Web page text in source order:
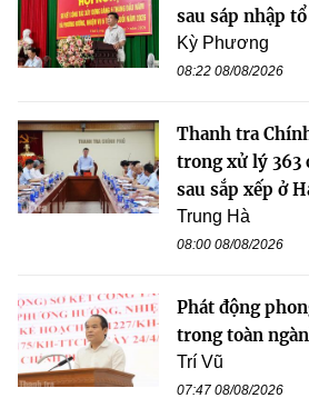
sau sáp nhập
Kỳ Phương
08:22 08/08/2026
Thanh tra
trong xử lý 363
sau sắp xếp ở
Trung Hà
08:00 08/08/2026
Phát động
trong toàn
Trí Vũ
07:47 08/08/2026